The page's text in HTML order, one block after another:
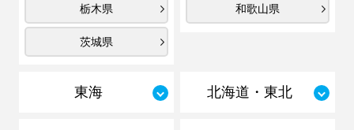
栃木県
茨城県
和歌山県
東海 北海道・東北